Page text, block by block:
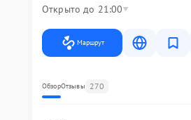
Открыто до 21:00
Маршрут
ОбзорОтзывы 270